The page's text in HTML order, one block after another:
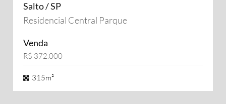
Salto / SP
Residencial Central Parque
Venda
R$ 372.000
315m²